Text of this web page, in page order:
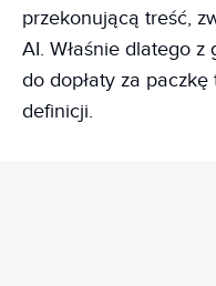
przekonującą treść,
AI. Właśnie dlatego
do dopłaty za
definicji.